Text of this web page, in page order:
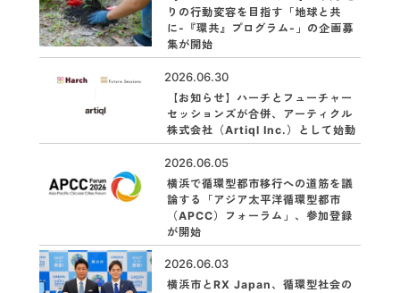
りの行動変容を目指す「地球と共
に-『環共』プログラム-」の企画募
集が開始
2026.06.30
【お知らせ】ハーチとフューチャー
セッションズが合併、アーティクル
株式会社（Artiql Inc.）として始動
2026.06.05
横浜で循環型都市移行への道筋を議
論する「アジア太平洋循環型都市
（APCC）フォーラム」、参加登録
が開始
2026.06.03
横浜市とRX Japan、循環型社会の